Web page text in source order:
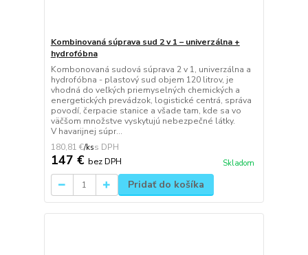
Kombinovaná súprava sud 2 v 1 – univerzálna +
hydrofóbna
Kombonovaná sudová súprava 2 v 1, univerzálna a
hydrofóbna - plastový sud objem 120 litrov, je
vhodná do veľkých priemyselných chemických a
energetických prevádzok, logistické centrá, správa
povodí, čerpacie stanice a všade tam, kde sa vo
väčšom množstve vyskytujú nebezpečné látky.
V havarijnej súpr...
180,81 €/ks
147 € bez DPH Skladom
Pridať do košíka